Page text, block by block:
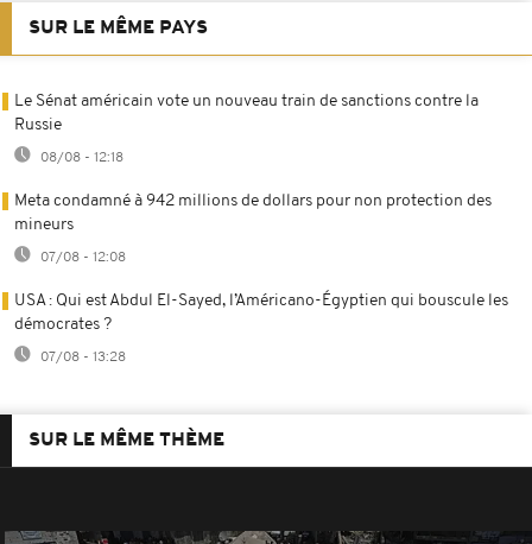
SUR LE MÊME PAYS
Le Sénat américain vote un nouveau train de sanctions contre la
Russie
08/08 - 12:18
Meta condamné à 942 millions de dollars pour non protection des
mineurs
07/08 - 12:08
USA : Qui est Abdul El-Sayed, l’Américano-Égyptien qui bouscule les
démocrates ?
07/08 - 13:28
SUR LE MÊME THÈME